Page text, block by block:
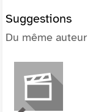
Suggestions
Du même auteur